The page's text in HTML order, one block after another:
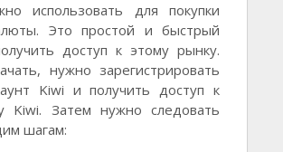
использовать для покупки
Это простой и быстрый
доступ к этому рынку.
нужно зарегистрировать
Kiwi и получить доступ к
Kiwi. Затем нужно следовать
шагам: